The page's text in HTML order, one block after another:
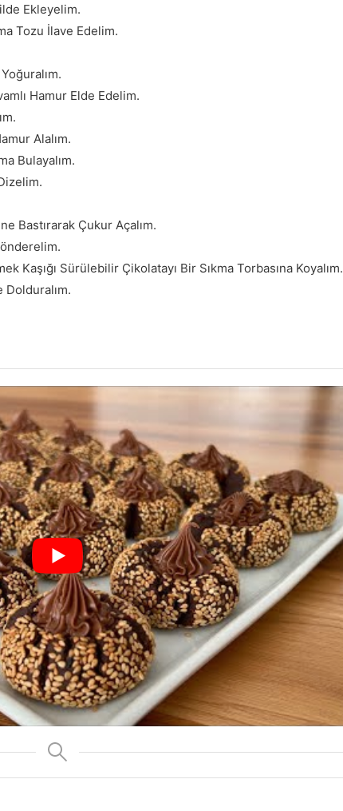
Ekleyelim.
Tozu İlave Edelim.
Hamur Elde Edelim.
Alalım.
Bulayalım.
Bastırarak Çukur Açalım.
Kaşığı Sürülebilir Çikolatayı Bir Sıkma Torbasına Koyalım.